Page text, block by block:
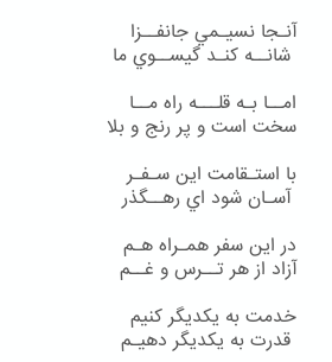
آنـجا نسيـمي جانفــزا
شانــه كنـد گيســوي ما
امــا بـه قلـــه راه مــا
سخت است و پر رنج و بلا
با استـقامت اين سـفـر
آسـان شود اي رهــگذر
در اين سفر همـراه هـم
آزاد از هر تــرس و غــم
خدمت به يكديگر كنيم
قدرت به يكديگر دهيـم